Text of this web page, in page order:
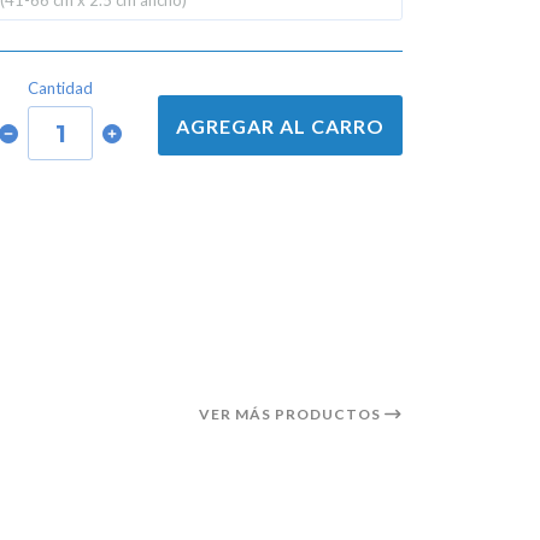
Cantidad
AGREGAR AL CARRO
VER MÁS PRODUCTOS